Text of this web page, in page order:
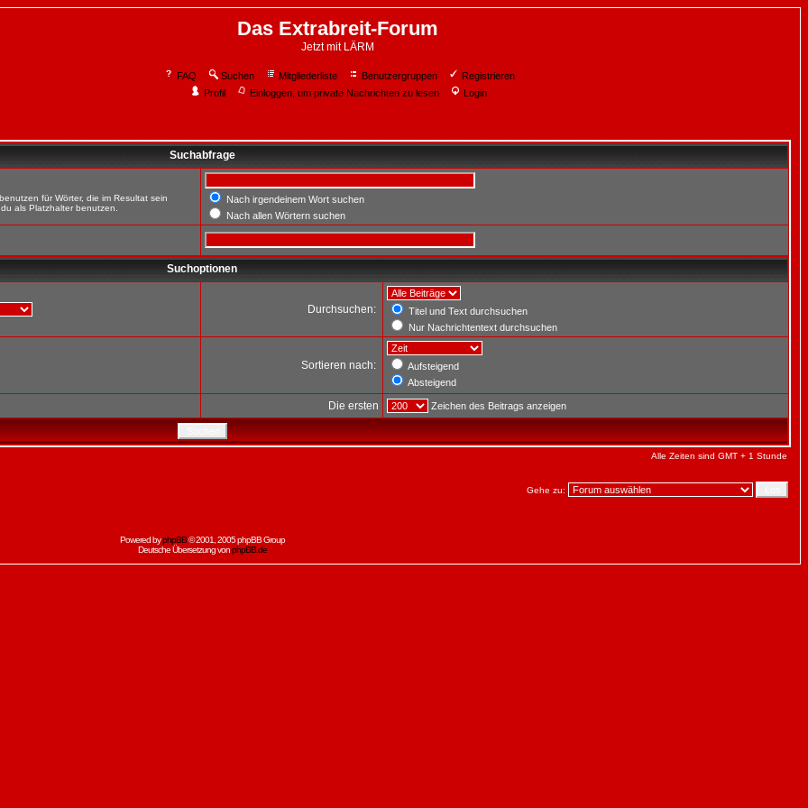
Das Extrabreit-Forum
Jetzt mit LÄRM
FAQ Suchen Mitgliederliste Benutzergruppen
Registrieren
Profil
Einloggen, um private Nachrichten zu lesen Login
Suchabfrage
für Wörter, die im Resultat sein
als Platzhalter benutzen.
Nach irgendeinem Wort suchen
Nach allen Wörtern suchen
Suchoptionen
Durchsuchen:
Titel und Text durchsuchen
Nur Nachrichtentext durchsuchen
Sortieren nach:
Aufsteigend
Absteigend
Die ersten Zeichen des Beitrags anzeigen
Alle Zeiten sind GMT + 1 Stunde
Gehe zu:
Powered byphpBB© 2001, 2005 phpBB Group
Deutsche Übersetzung vonphpBB.de